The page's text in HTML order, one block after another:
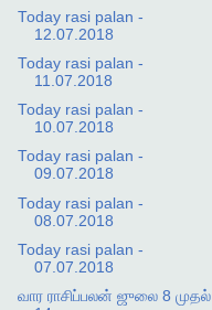
Today rasi palan -
12.07.2018
Today rasi palan -
11.07.2018
Today rasi palan -
10.07.2018
Today rasi palan -
09.07.2018
Today rasi palan -
08.07.2018
Today rasi palan -
07.07.2018
வார ராசிப்பலன் ஜுலை 8 முதல்